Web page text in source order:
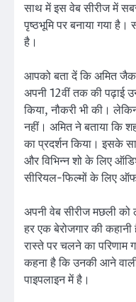
साथ में इस वेब सीरीज में
पृष्ठभूमि पर बनाया गया है।
है।
आपको बता दें कि अमित
अपनी 12वीं तक की पढ़ाई
किया, नौकरी भी की।
नहीं। अमित ने बताया कि
का प्रदर्शन किया। इसके
और विभिन्न शो के लिए
सीरियल-फिल्मों के लिए
अपनी वेब सीरीज मछली
हर एक बेरोजगार की
रास्ते पर चलने का परिणाम
कहना है कि उनकी आने
पाइपलाइन में है।